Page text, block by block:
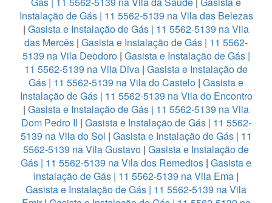
Instalação de Gás | 11 5562-5139 na Vila das Belezas
| Gasista e Instalação de Gás | 11 5562-5139 na Vila
das Mercês | Gasista e Instalação de Gás | 11 5562-
5139 na Vila Deodoro| Gasista e Instalação de Gás |
11 5562-5139 na Vila Diva | Gasista e Instalação de
Gás | 11 5562-5139 na Vila do Castelo | Gasista e
Instalação de Gás | 11 5562-5139 na Vila do Encontro
| Gasista e Instalação de Gás | 11 5562-5139 na Vila
Dom Pedro II | Gasista e Instalação de Gás | 11 5562-
5139 na Vila do Sol | Gasista e Instalação de Gás | 11
5562-5139 na Vila Gustavo | Gasista e Instalação de
Gás | 11 5562-5139 na Vila dos Remedios | Gasista e
Instalação de Gás | 11 5562-5139 na Vila Ema |
Gasista e Instalação de Gás | 11 5562-5139 na Vila